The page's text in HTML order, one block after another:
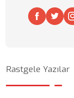
Rastgele Yazılar